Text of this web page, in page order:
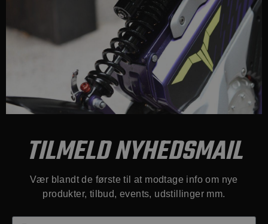
TILMELD NYHEDSMAIL
Vær blandt de første til at modtage info om nye
produkter, tilbud, events, udstillinger mm.